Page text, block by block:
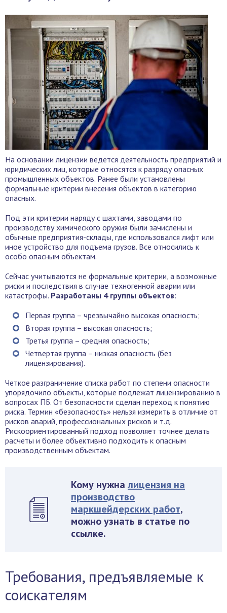
На основании лицензии ведется деятельность предприятий и
юридических лиц, которые относятся к разряду опасных
промышленных объектов. Ранее были установлены
формальные критерии внесения объектов в категорию
опасных.
Под эти критерии наряду с шахтами, заводами по
производству химического оружия были зачислены и
обычные предприятия-склады, где использовался лифт или
иное устройство для подъема грузов. Все относились к
особо опасным объектам.
Сейчас учитываются не формальные критерии, а возможные
риски и последствия в случае техногенной аварии или
катастрофы. Разработаны 4 группы объектов:
Первая группа – чрезвычайно высокая опасность;
Вторая группа – высокая опасность;
Третья группа – средняя опасность;
Четвертая группа – низкая опасность (без
лицензирования).
Четкое разграничение списка работ по степени опасности
упорядочило объекты, которые подлежат лицензированию в
вопросах ПБ. От безопасности сделан переход к понятию
риска. Термин «безопасность» нельзя измерить в отличие от
рисков аварий, профессиональных рисков и т.д.
Рискоориентированный подход позволяет точнее делать
расчеты и более объективно подходить к опасным
производственным объектам.
Кому нужна лицензия на
производство
маркшейдерских работ,
можно узнать в статье по
ссылке.
Требования, предъявляемые к
соискателям